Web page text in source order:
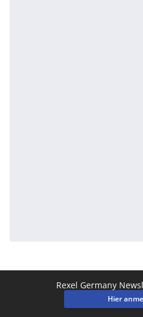
Rexel Germany
Hier